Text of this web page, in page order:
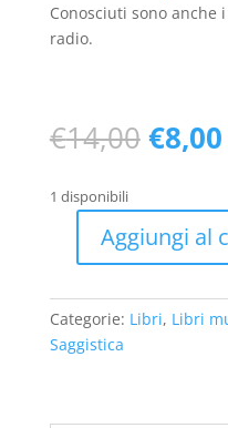
Conosciuti sono anche
radio.
€14,00 Il
prezzo
era:
€8,00Il
1 disponibili
ed.
1990)
-
Aggiungi al
Categorie: Libri, Libri
Saggistica